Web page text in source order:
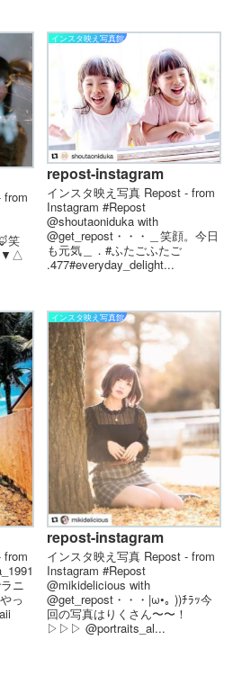
from
笑
インスタ映え写真館
repost-instagram
インスタ映え写真 Repost - from
Instagram #Repost
@shoutaoniduka with
@get_repost・・・＿笑顔。今日
も元気＿．#ふたごふたご
.477#everyday_delight...
from
ニ
っ
インスタ映え写真館
repost-instagram
インスタ映え写真 Repost - from
Instagram #Repost
@mikidelicious with
@get_repost・・・|ω•｡ ))ﾁﾗｯ今
回の写真はりくさん〜〜！
▷▷▷ @portraits_al...